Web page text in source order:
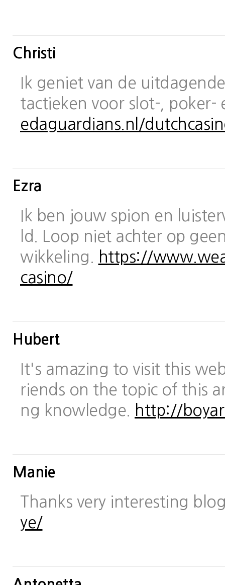
Christi
Ik geniet van de
tactieken voor slot-,
edaguardians.nl/
Ezra
Ik ben jouw spion en
ld. Loop niet achter op
wikkeling.
https://
casino/
Hubert
It's amazing to visit this
riends on the topic of this
ng knowledge.
http://
Manie
Thanks very interesting
ye/